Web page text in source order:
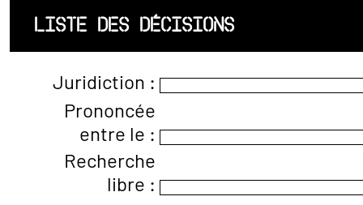
ACCUEIL
LISTE DES
ARCHITECTES
JURISPRUDENCE
ANNEXE 4 CODT
LISTE DES DÉCISIONS
Juridiction :
Prononcée
entre le :
Recherche
libre :